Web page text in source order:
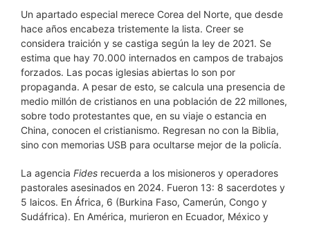
Un apartado especial merece Corea del Norte, que desde
hace años encabeza tristemente la lista. Creer se
considera traición y se castiga según la ley de 2021. Se
estima que hay 70.000 internados en campos de trabajos
forzados. Las pocas iglesias abiertas lo son por
propaganda. A pesar de esto, se calcula una presencia de
medio millón de cristianos en una población de 22 millones,
sobre todo protestantes que, en su viaje o estancia en
China, conocen el cristianismo. Regresan no con la Biblia,
sino con memorias USB para ocultarse mejor de la policía.
La agencia Fides recuerda a los misioneros y operadores
pastorales asesinados en 2024. Fueron 13: 8 sacerdotes y
5 laicos. En África, 6 (Burkina Faso, Camerún, Congo y
Sudáfrica). En América, murieron en Ecuador, México y